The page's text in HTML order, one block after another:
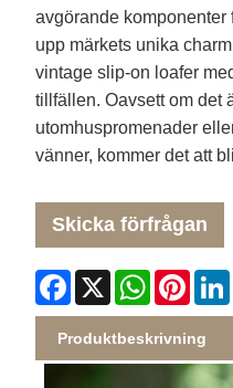
avgörande komponenter
upp märkets unika
vintage slip-on loafer
tillfällen. Oavsett om det
utomhuspromenader
vänner, kommer det att
Skicka förfrågan
Facebook
X WhatsApp
Produktbeskrivning